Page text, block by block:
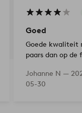
Goed
Goede kwaliteit
paars dan op de
Johanne N —
05-30